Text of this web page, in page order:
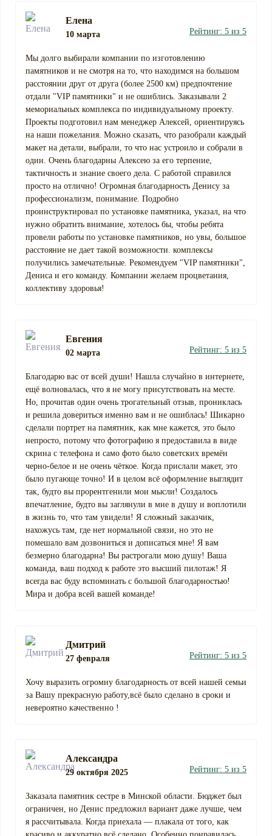
Елена
10 марта Рейтинг: 5 из 5
Мы долго выбирали компании по изготовлению
памятников и не смотря на то, что находимся на большом
расстоянии друг от друга (более 2500 км) предпочтение
отдали "VIP памятники" и не ошиблись. Заказывали 2
мемориальных комплекса по индивидуальному проекту.
Проекты подготовил нам менеджер Алексей, ориентируясь
на наши пожелания. Можно сказать, что разобрали каждый
макет на детали, выбрали, то что нас устроило и собрали в
один. Очень благодарны Алексею за его терпение,
тактичность и знание своего дела. С работой справился
просто на отлично! Огромная благодарность Денису за
профессионализм, понимание. Подробно
проинструктировал по установке памятника, указал, на что
нужно обратить внимание, хотелось бы, чтобы ребята
провели работы по установке памятников, но увы, большое
расстояние не дает такой возможности. комплексы
получились замечательные. Рекомендуем "VIP памятники",
Дениса и его команду. Компании желаем процветания,
коллективу здоровья!
Евгения
02 марта Рейтинг: 5 из 5
Благодарю вас от всей души! Нашла случайно в интернете,
ещё волновалась, что я не могу присутствовать на месте.
Но, прочитав один очень трогательный отзыв, прониклась
и решила довериться именно вам и не ошиблась! Шикарно
сделали портрет на памятник, как мне кажется, это было
непросто, потому что фотографию я предоставила в виде
скрина с телефона и само фото было советских времён
черно-белое и не очень чёткое. Когда прислали макет, это
было пугающе точно! И в целом всё оформление выглядит
так, будто вы прорентгенили мои мысли! Создалось
впечатление, будто вы заглянули в мне в душу и воплотили
в жизнь то, что там увидели! Я сложный заказчик,
нахожусь там, где нет нормальной связи, но это не
помешало вам дозвониться и дописаться мне! Я вам
безмерно благодарна! Вы растрогали мою душу! Ваша
команда, ваш подход к работе это высший пилотаж! Я
всегда вас буду вспоминать с большой благодарностью!
Мира и добра всей вашей команде!
Дмитрий
27 февраля Рейтинг: 5 из 5
Хочу выразить огромну благодарность от всей нашей семьи
за Вашу прекрасную работу,всё было сделано в сроки и
невероятно качественно !
Александра
29 октября 2025 Рейтинг: 5 из 5
Заказала памятник сестре в Минской области. Бюджет был
ограничен, но Денис предложил вариант даже лучше, чем
я рассчитывала. Когда приехала — плакала от того, как